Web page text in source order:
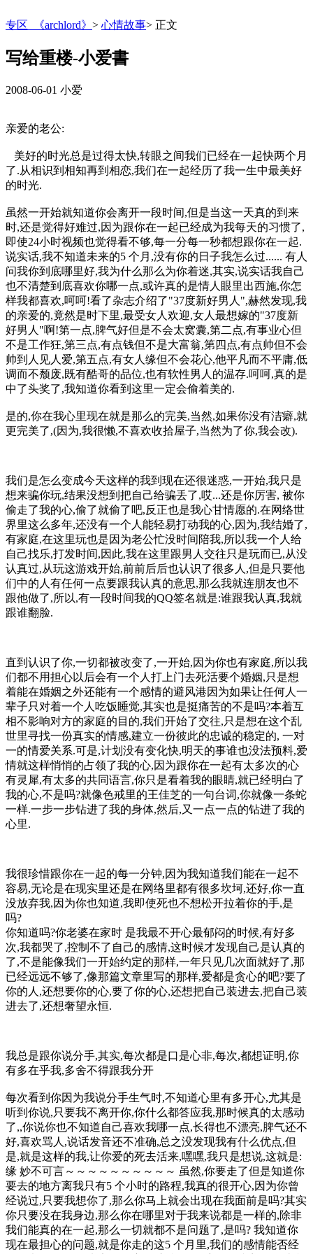
专区_《archlord》 > 心情故事> 正文
写给重楼-小爱書
2008-06-01 小爱
亲爱的老公:
美好的时光总是过得太快,转眼之间我们已经在一起快两个月
了.从相识到相知再到相恋,我们在一起经历了我一生中最美好
的时光.
虽然一开始就知道你会离开一段时间,但是当这一天真的到来
时,还是觉得好难过,因为跟你在一起已经成为我每天的习惯了,
即使24小时视频也觉得看不够,每一分每一秒都想跟你在一起.
说实话,我不知道未来的5 个月,没有你的日子我怎么过...... 有人
问我你到底哪里好,我为什么那么为你着迷,其实,说实话我自己
也不清楚到底喜欢你哪一点,或许真的是情人眼里出西施,你怎
样我都喜欢,呵呵!看了杂志介绍了"37度新好男人",赫然发现,我
的亲爱的,竟然是时下里,最受女人欢迎,女人最想嫁的"37度新
好男人"啊!第一点,脾气好但是不会太窝囊,第二点,有事业心但
不是工作狂,第三点,有点钱但不是大富翁,第四点,有点帅但不会
帅到人见人爱,第五点,有女人缘但不会花心,他平凡而不平庸,低
调而不颓废,既有酷哥的品位,也有软性男人的温存.呵呵,真的是
中了头奖了,我知道你看到这里一定会偷着美的.
是的,你在我心里现在就是那么的完美,当然,如果你没有洁癖,就
更完美了,(因为,我很懒,不喜欢收拾屋子,当然为了你,我会改).
我们是怎么变成今天这样的我到现在还很迷惑,一开始,我只是
想来骗你玩,结果没想到把自己给骗丢了,哎...还是你厉害, 被你
偷走了我的心,偷了就偷了吧,反正也是我心甘情愿的.在网络世
界里这么多年,还没有一个人能轻易打动我的心,因为,我结婚了,
有家庭,在这里玩也是因为老公忙没时间陪我,所以我一个人给
自己找乐,打发时间,因此,我在这里跟男人交往只是玩而已,从没
认真过,从玩这游戏开始,前前后后也认识了很多人,但是只要他
们中的人有任何一点要跟我认真的意思,那么我就连朋友也不
跟他做了,所以,有一段时间我的QQ签名就是:谁跟我认真,我就
跟谁翻脸.
直到认识了你,一切都被改变了,一开始,因为你也有家庭,所以我
们都不用担心以后会有一个人打上门去死活要个婚姻,只是想
着能在婚姻之外还能有一个感情的避风港因为如果让任何人一
辈子只对着一个人吃饭睡觉,其实也是挺痛苦的不是吗?本着互
相不影响对方的家庭的目的,我们开始了交往,只是想在这个乱
世里寻找一份真实的情感,建立一份彼此的忠诚的稳定的, 一对
一的情爱关系.可是,计划没有变化快,明天的事谁也没法预料,爱
情就这样悄悄的占领了我的心,因为跟你在一起有太多次的心
有灵犀,有太多的共同语言,你只是看着我的眼睛,就已经明白了
我的心,不是吗?就像色戒里的王佳芝的一句台词,你就像一条蛇
一样.一步一步钻进了我的身体,然后,又一点一点的钻进了我的
心里.
我很珍惜跟你在一起的每一分钟,因为我知道我们能在一起不
容易,无论是在现实里还是在网络里都有很多坎坷,还好,你一直
没放弃我,因为你也知道,我即使死也不想松开拉着你的手,是
吗?
你知道吗?你老婆在家时 是我最不开心最郁闷的时候,有好多
次,我都哭了,控制不了自己的感情,这时候才发现自己是认真的
了,不是能像我们一开始约定的那样,一年只见几次面就好了,那
已经远远不够了,像那篇文章里写的那样,爱都是贪心的吧?要了
你的人,还想要你的心,要了你的心,还想把自己装进去,把自己装
进去了,还想奢望永恒.
我总是跟你说分手,其实,每次都是口是心非,每次,都想证明,你
有多在乎我,多舍不得跟我分开
每次看到你因为我说分手生气时,不知道心里有多开心,尤其是
听到你说,只要我不离开你,你什么都答应我,那时候真的太感动
了,,你说你也不知道自己喜欢我哪一点,长得也不漂亮,脾气还不
好,喜欢骂人,说话发音还不准确,总之没发现我有什么优点,但
是,就是这样的我,让你爱的死去活来,嘿嘿,我只是想说,这就是:
缘 妙不可言～～～～～～～～～～ 虽然,你要走了但是知道你
要去的地方离我只有5 个小时的路程,我真的很开心,因为你曾
经说过,只要我想你了,那么你马上就会出现在我面前是吗?其实
你只要没在我身边,那么你在哪里对于我来说都是一样的,除非
我们能真的在一起,那么一切就都不是问题了,是吗? 我知道你
现在最担心的问题,就是你走的这5 个月里,我们的感情能否经